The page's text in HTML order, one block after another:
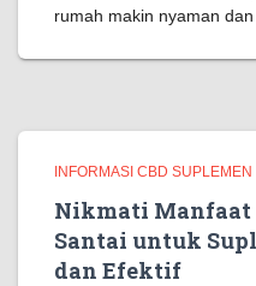
rumah makin nyaman
INFORMASI CBD SUPLEMEN
Nikmati Manfaat
Santai untuk
dan Efektif